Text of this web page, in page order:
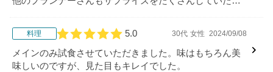
料理
口コミ評価
5.0 30代 女性 2024/09/08
メインのみ試食させていただきました。味はもちろん美
味しいのですが、見た目もキレイでした。